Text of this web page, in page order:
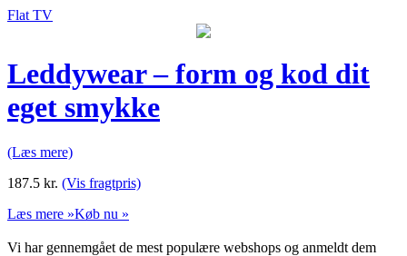
Flat TV
Leddywear – form og kod dit
eget smykke
(Læs mere)
187.5 kr. (Vis fragtpris)
Læs mere »Køb nu »
Vi har gennemgået de mest populære webshops og anmeldt dem